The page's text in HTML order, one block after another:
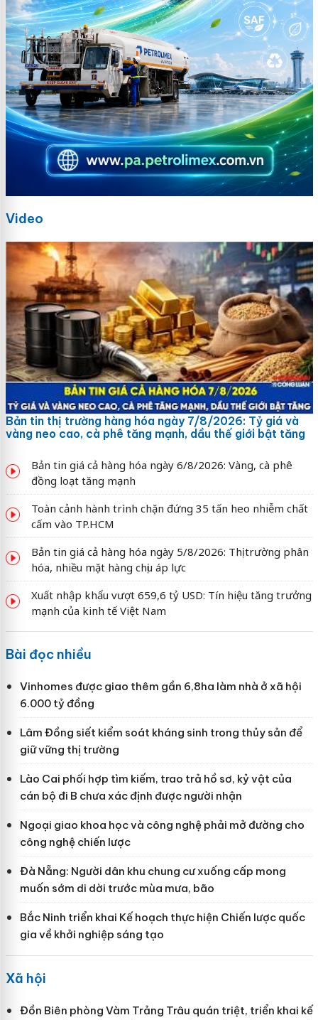
Video
Bản tin thị trường hàng hóa ngày 7/8/2026: Tỷ giá và
vàng neo cao, cà phê tăng mạnh, dầu thế giới bật tăng
Bản tin giá cả hàng hóa ngày 6/8/2026: Vàng, cà phê
đồng loạt tăng mạnh
Toàn cảnh hành trình chặn đứng 35 tấn heo nhiễm chất
cấm vào TP.HCM
Bản tin giá cả hàng hóa ngày 5/8/2026: Thị trường phân
hóa, nhiều mặt hàng chịu áp lực
Xuất nhập khẩu vượt 659,6 tỷ USD: Tín hiệu tăng trưởng
mạnh của kinh tế Việt Nam
Bài đọc nhiều
Vinhomes được giao thêm gần 6,8ha làm nhà ở xã hội
6.000 tỷ đồng
Lâm Đồng siết kiểm soát kháng sinh trong thủy sản để
giữ vững thị trường
Lào Cai phối hợp tìm kiếm, trao trả hồ sơ, kỷ vật của
cán bộ đi B chưa xác định được người nhận
Ngoại giao khoa học và công nghệ phải mở đường cho
công nghệ chiến lược
Đà Nẵng: Người dân khu chung cư xuống cấp mong
muốn sớm di dời trước mùa mưa, bão
Bắc Ninh triển khai Kế hoạch thực hiện Chiến lược quốc
gia về khởi nghiệp sáng tạo
Xã hội
Đồn Biên phòng Vàm Trảng Trâu quán triệt, triển khai kế